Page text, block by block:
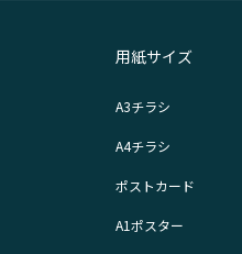
用紙サイズ
A3チラシ
A4チラシ
ポストカード
A1ポスター